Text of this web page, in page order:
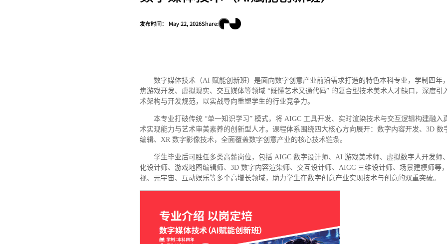
发布时间： May 22, 2026Share:
数字媒体技术（AI 赋能创新班）是面向数字创意产业前沿需求打造的特色本科专业，学制四年
焦游戏开发、虚拟现实、交互媒体等领域 “既懂艺术又通代码” 的复合型技术美术人才缺口，深度引
术架构与开发规范，以实战导向重塑学生的行业竞争力。
本专业打破传统 “单一知识学习” 模式，将 AIGC 工具开发、实时渲染技术与交互逻辑构建融入
术实现能力与艺术审美素养的创新型人才。课程体系围绕四大核心方向展开：数字内容开发、3D 数
编辑、XR 数字影像技术，全面覆盖数字创意产业的核心技术链条。
学生毕业后可胜任多类高薪岗位，包括 AIGC 数字设计师、AI 游戏美术师、虚拟数字人开发师
化设计师、游戏地图编辑师、3D 数字内容渲染师、交互设计师、AIGC 三维设计师、场景建模师等
视、元宇宙、互动娱乐等多个高增长领域，助力学生在数字创意产业实现技术与创意的双重突破。